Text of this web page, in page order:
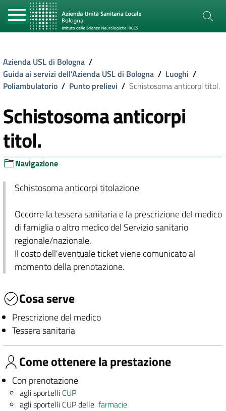
Azienda USL di Bologna /
Guida ai servizi dell'Azienda USL di Bologna / Luoghi /
Poliambulatorio / Punto prelievi / Schistosoma anticorpi titol.
Schistosoma anticorpi
titol.
Navigazione
Schistosoma anticorpi titolazione
Occorre la tessera sanitaria e la prescrizione del medico
di famiglia o altro medico del Servizio sanitario
regionale/nazionale.
Il costo dell'eventuale ticket viene comunicato al
momento della prenotazione.
Cosa serve
Prescrizione del medico
Tessera sanitaria
Come ottenere la prestazione
Con prenotazione
agli sportelli CUP
agli sportelli CUP dellefarmacie